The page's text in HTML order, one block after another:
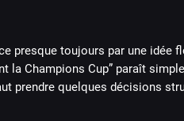
presque toujours par une idée
la Champions Cup” paraît
prendre quelques décisions